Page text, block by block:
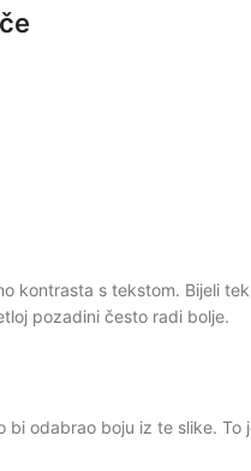
kontrasta s tekstom. Bijeli
pozadini često radi bolje.
odabrao boju iz te slike. To